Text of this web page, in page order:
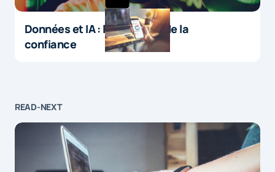
Données et IA : le paradoxe de la
confiance
READ-NEXT